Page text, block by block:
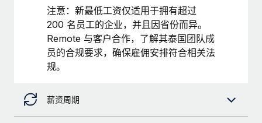
快速建立合规实体
人员调配与搬迁
轻松搬迁员工
轻松管理员工福利
Reverse Tech's strategic partnership with
Remote for contractor management and
payroll
Reverse Tech at a glance Health and wellness startup,
Reverse Tech, partnered with Remote to manage...
了解更多
to the demands of today’s labor market, the...
了解更多
What a Workday global payroll implementation
Most teams hear "payroll implementation" and picture a
注意：新最低工资仅适用于拥有超过
200 名员工的企业，并且因省份而异。
Remote 与客户合作，了解其泰国团队成
员的合规要求，确保雇佣安排符合相关法
规。
薪资周期